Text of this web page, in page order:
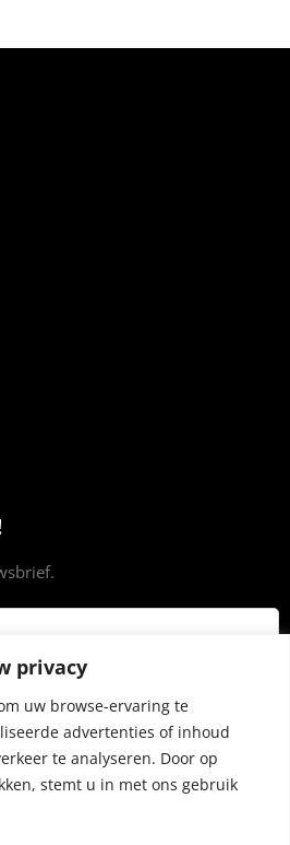
privacy
uw browse-ervaring te
advertenties of inhoud
te analyseren. Door op
stemt u in met ons gebruik